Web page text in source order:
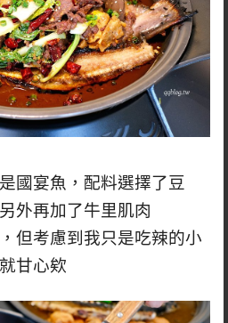
國宴魚，配料選擇了豆
外再加了牛里肌肉
但考慮到我只是吃辣的小
甘心欸